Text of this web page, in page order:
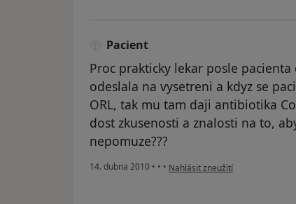
Pacient
Proc prakticky lekar posle
odeslala na vysetreni a kdyz se
ORL, tak mu tam daji antibiotika
dost zkusenosti a znalosti na to,
nepomuze???
14. dubna 2010 • • • podle názoru uživatele Pacient
Nahlásit zneužití